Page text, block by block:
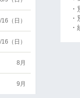
（日）
（日）
8月
9月